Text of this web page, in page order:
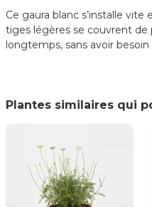
Ce gaura blanc s’installe
tiges légères se couvrent
longtemps, sans avoir besoin
Plantes similaires qui